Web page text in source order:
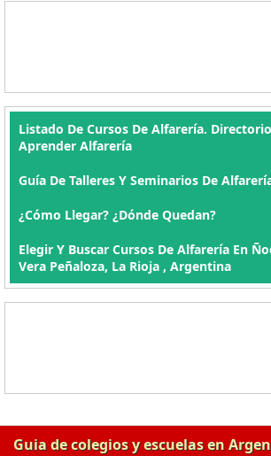
Listado De Cursos De Alfarería.
Aprender Alfarería
Guía De Talleres Y Seminarios De
¿Cómo Llegar? ¿Dónde Quedan?
Elegir Y Buscar Cursos De Alfarería En
Vera Peñaloza, La Rioja , Argentina
Guia de colegios y escuelas en